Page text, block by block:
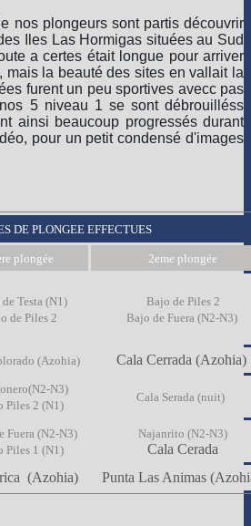
nos plongeurs sont partis découvrir
Iles Las Hormigas situées au Sud
a certes était longue pour arriver
mais la beauté des sites en vallait la
furent un peu sportives avecc pas
5 niveau 1 se sont débrouilléss
ainsi beaucoup progressés durant
pour un petit condensé d'images
DE PLONGEE EFFECTUES
plongée 2eme plongée
Testa (N1)
de Piles 2
Bajo de Piles 2
Bajo de Fuera (N2-N3)
(Azohia) Cala Cerrada (Azohia)
N3)
Piles 2 (N1)
Cala Serada (nuit)
Fuera (N2-N3)
Piles 1 (N1)
Najanrito (N2-N3)
Cala Cerada
(Azohia) Punta Las Animas